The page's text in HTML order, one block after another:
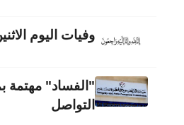
وفيات اليوم الاثنين 2026/
"الفساد" مهتمة
التواصل